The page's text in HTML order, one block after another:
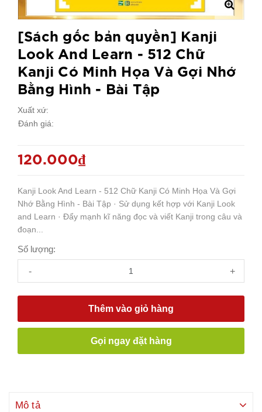
[Sách gốc bản quyền] Kanji
Look And Learn - 512 Chữ
Kanji Có Minh Họa Và Gợi Nhớ
Bằng Hình - Bài Tập
Xuất xứ:
Đánh giá:
120.000₫
Kanji Look And Learn - 512 Chữ Kanji Có Minh Họa Và Gợi
Nhớ Bằng Hình - Bài Tập · Sử dụng kết hợp với Kanji Look
and Learn · Đẩy mạnh kĩ năng đọc và viết Kanji trong câu và
đoạn...
Số lượng:
- +
Thêm vào giỏ hàng
Gọi ngay đặt hàng
Mô tả